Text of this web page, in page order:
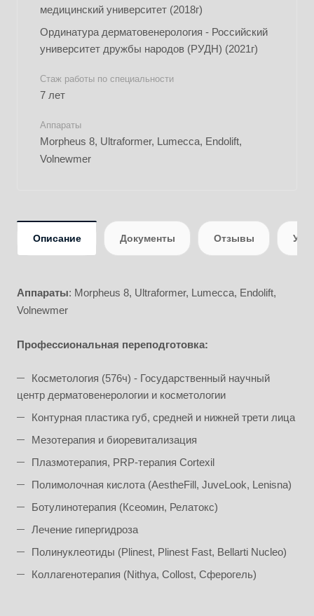
медицинский университет (2018г)
Ординатура дерматовенерология - Российский
университет дружбы народов (РУДН) (2021г)
Стаж работы по специальности
7 лет
Аппараты
Morpheus 8, Ultraformer, Lumecca, Endolift,
Volnewmer
Описание Документы Отзывы
Аппараты: Morpheus 8, Ultraformer, Lumecca, Endolift,
Volnewmer
Профессиональная переподготовка:
Косметология (576ч) - Государственный научный
центр дерматовенерологии и косметологии
Контурная пластика губ, средней и нижней трети лица
Мезотерапия и биоревитализация
Плазмотерапия, PRP-терапия Cortexil
Полимолочная кислота (AestheFill, JuveLook, Lenisna)
Ботулинотерапия (Ксеомин, Релатокс)
Лечение гипергидроза
Полинуклеотиды (Plinest, Plinest Fast, Bellarti Nucleo)
Коллагенотерапия (Nithya, Collost, Сферогель)